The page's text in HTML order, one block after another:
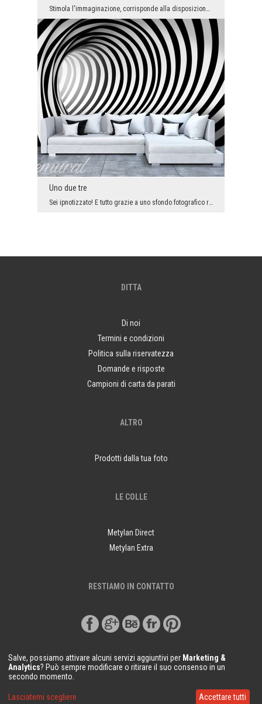
Stimola l'immaginazione, corrisponde alla disposizione e, cosa più importante, si riflette negli ...
Uno due tre
Sei ipnotizzato! E tutto grazie a uno sfondo fotografico rotante e altamente coinvolgente (letter...
DITTA
Di noi
Termini e condizioni
Politica sulla riservatezza
Domande e risposte
Campioni di carta da parati
ALTRO
Prodotti dalla tua foto
LE COLLE
Metylan Direct
Metylan Extra
RESTIAMO IN CONTATTO
Salve, possiamo attivare alcuni servizi aggiuntivi per Marketing &
Analytics? Può sempre modificare o ritirare il suo consenso in un
secondo momento.
Lasciatemi scegliere Accettare tutti